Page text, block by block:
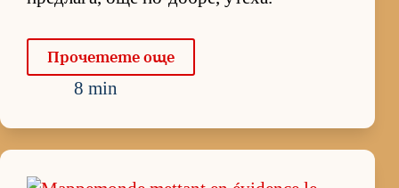
Про­че­тете още
8 min